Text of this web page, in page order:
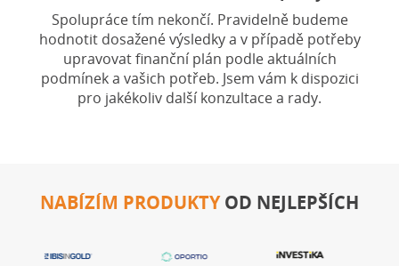
Spolupráce tím nekončí. Pravidelně budeme
hodnotit dosažené výsledky a v případě potřeby
upravovat finanční plán podle aktuálních
podmínek a vašich potřeb. Jsem vám k dispozici
pro jakékoliv další konzultace a rady.
NABÍZÍM PRODUKTYOD NEJLEPŠÍCH